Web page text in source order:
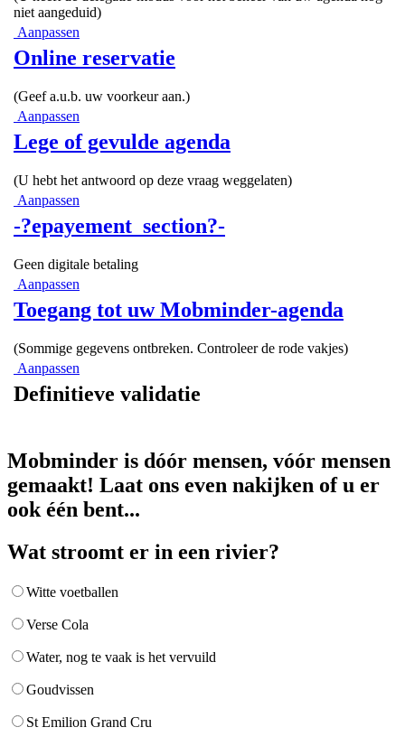
niet aangeduid)
Aanpassen
Online reservatie
(Geef a.u.b. uw voorkeur aan.)
Aanpassen
Lege of gevulde agenda
(U hebt het antwoord op deze vraag weggelaten)
Aanpassen
-?epayement_section?-
Geen digitale betaling
Aanpassen
Toegang tot uw Mobminder-agenda
(Sommige gegevens ontbreken. Controleer de rode vakjes)
Aanpassen
Definitieve validatie
Mobminder is dóór mensen, vóór mensen
gemaakt! Laat ons even nakijken of u er
ook één bent...
Wat stroomt er in een rivier?
Witte voetballen
Verse Cola
Water, nog te vaak is het vervuild
Goudvissen
St Emilion Grand Cru